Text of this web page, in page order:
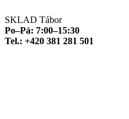
SKLAD Tábor
Po–Pá: 7:00–15:30
Tel.: +420 381 281 501